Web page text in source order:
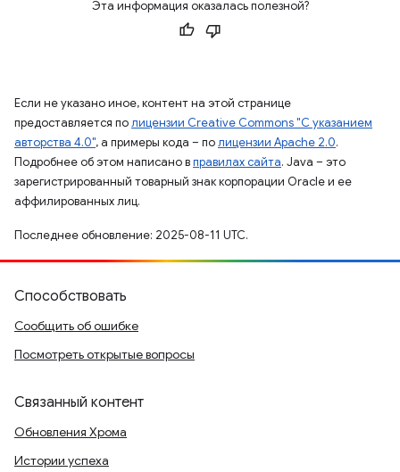
Эта информация оказалась полезной?
Если не указано иное, контент на этой странице
предоставляется полицензии Creative Commons "С указанием
авторства 4.0", а примеры кода – полицензии Apache 2.0.
Подробнее об этом написано вправилах сайта. Java – это
зарегистрированный товарный знак корпорации Oracle и ее
аффилированных лиц.
Последнее обновление: 2025-08-11 UTC.
Способствовать
Сообщить об ошибке
Посмотреть открытые вопросы
Связанный контент
Обновления Хрома
Истории успеха